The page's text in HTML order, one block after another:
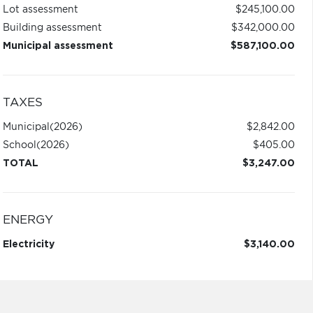
Lot assessment
$245,100.00
Building assessment
$342,000.00
Municipal assessment
$587,100.00
TAXES
Municipal (2026)
$2,842.00
School (2026)
$405.00
TOTAL
$3,247.00
ENERGY
Electricity $3,140.00